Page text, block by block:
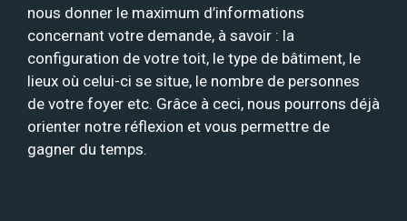
nous donner le maximum d’informations
concernant votre demande, à savoir : la
configuration de votre toit, le type de bâtiment, le
lieux où celui-ci se situe, le nombre de personnes
de votre foyer etc. Grâce à ceci, nous pourrons déjà
orienter notre réflexion et vous permettre de
gagner du temps.